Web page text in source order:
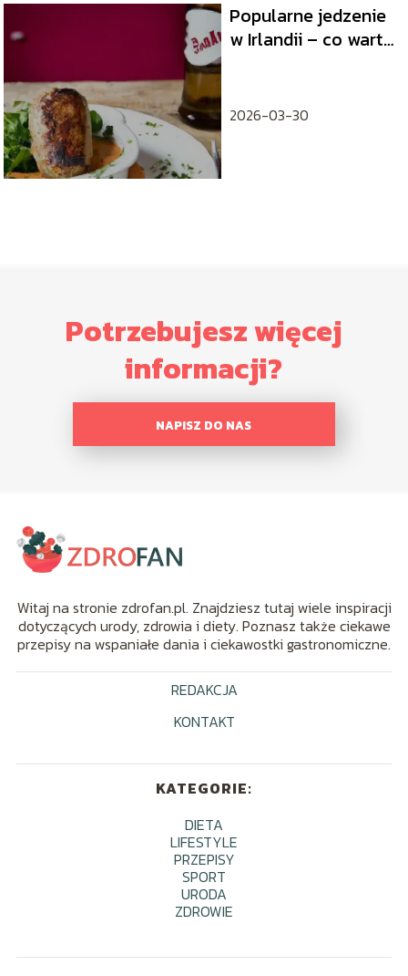
Popularne jedzenie
w Irlandii – co warto
2026-03-30
Potrzebujesz więcej
informacji?
NAPISZ DO NAS
Witaj na stronie zdrofan.pl. Znajdziesz tutaj wiele inspiracji
dotyczących urody, zdrowia i diety. Poznasz także ciekawe
przepisy na wspaniałe dania i ciekawostki gastronomiczne.
REDAKCJA
KONTAKT
KATEGORIE:
DIETA
LIFESTYLE
PRZEPISY
SPORT
URODA
ZDROWIE